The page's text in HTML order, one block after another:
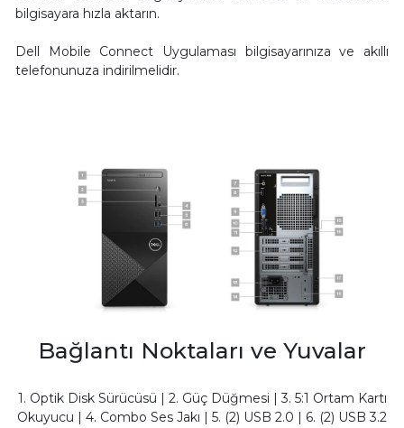
bilgisayara hızla aktarın.
Dell Mobile Connect Uygulaması bilgisayarınıza ve akıllı
telefonunuza indirilmelidir.
Bağlantı Noktaları ve Yuvalar
1. Optik Disk Sürücüsü | 2. Güç Düğmesi | 3. 5:1 Ortam Kartı
Okuyucu | 4. Combo Ses Jakı | 5. (2) USB 2.0 | 6. (2) USB 3.2